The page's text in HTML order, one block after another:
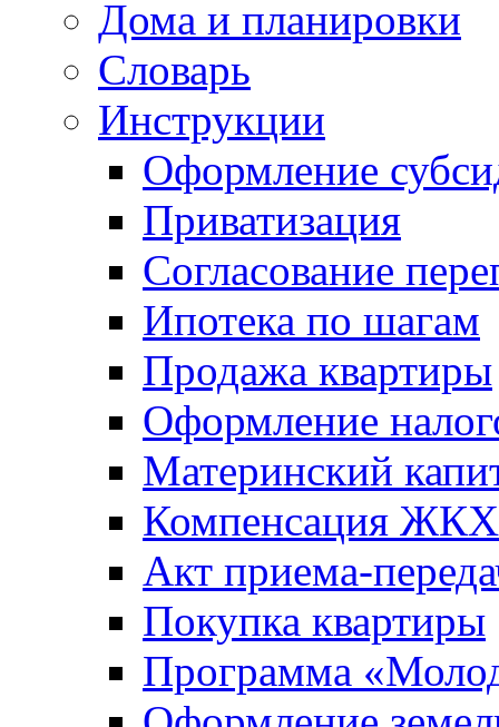
Дома и планировки
Словарь
Инструкции
Оформление
Приватизация
Согласование
Ипотека по шагам
Продажа квартиры
Оформление
Материнский
Компенсация ЖКХ
Акт приема-
Покупка квартиры
Программа